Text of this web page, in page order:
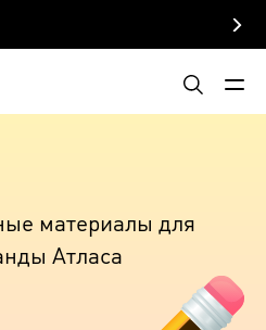
материалы для
Атласа